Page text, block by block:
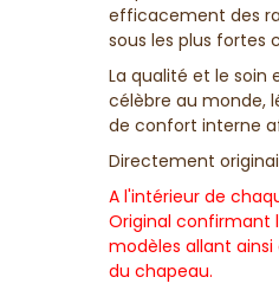
efficacement des
sous les plus fortes
La qualité et le
célèbre au monde,
de confort interne
Directement
A l'intérieur de
Original confirmant
modèles allant
du chapeau.